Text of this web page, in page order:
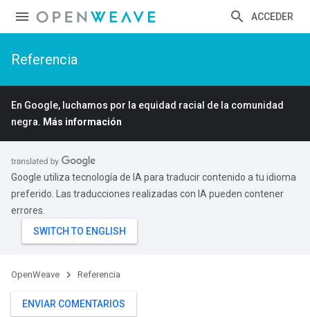
ACCEDER
Referencia
En Google, luchamos por la equidad racial de la comunidad
negra. Más información
Google utiliza tecnología de IA para traducir contenido a tu idioma
preferido. Las traducciones realizadas con IA pueden contener
errores.
OpenWeave Referencia
ENVIAR COMENTARIOS